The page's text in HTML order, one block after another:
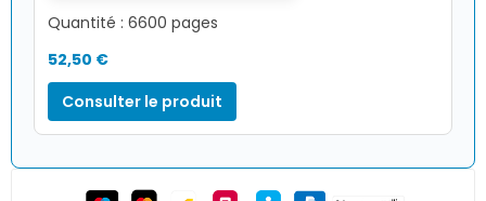
Quantité : 6600 pages
52,50 €
Consulter le produit